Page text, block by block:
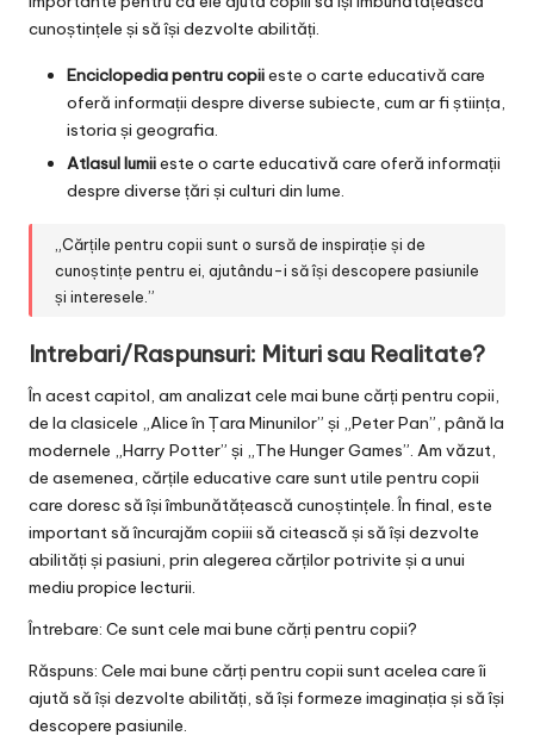
cunoștințele și să își dezvolte abilități.
Enciclopedia pentru copiieste o carte educativă care
oferă informații despre diverse subiecte, cum ar fi știința,
istoria și geografia.
Atlasul lumiieste o carte educativă care oferă informații
despre diverse țări și culturi din lume.
„Cărțile pentru copii sunt o sursă de inspirație și de
cunoștințe pentru ei, ajutându-i să își descopere pasiunile
și interesele.”
Intrebari/Raspunsuri: Mituri sau Realitate?
În acest capitol, am analizat cele mai bune cărți pentru copii,
de la clasicele „Alice în Țara Minunilor” și „Peter Pan”, până la
modernele „Harry Potter” și „The Hunger Games”. Am văzut,
de asemenea, cărțile educative care sunt utile pentru copii
care doresc să își îmbunătățească cunoștințele. În final, este
important să încurajăm copiii să citească și să își dezvolte
abilități și pasiuni, prin alegerea cărților potrivite și a unui
mediu propice lecturii.
Întrebare: Ce sunt cele mai bune cărți pentru copii?
Răspuns: Cele mai bune cărți pentru copii sunt acelea care îi
ajută să își dezvolte abilități, să își formeze imaginația și să își
descopere pasiunile.